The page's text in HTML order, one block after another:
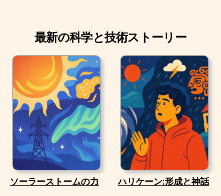
最新の科学と技術ストーリー
ソーラーストームの力 ハリケーン:形成と神話